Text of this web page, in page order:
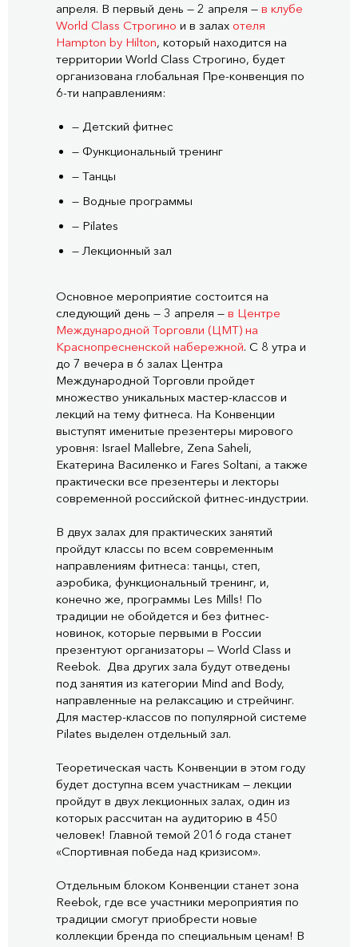
апреля. В первый день — 2 апреля — в клубе
World Class Строгино и в залах отеля
Hampton by Hilton, который находится на
территории World Class Строгино, будет
организована глобальная Пре-конвенция по
6-ти направлениям:
— Детский фитнес
— Функциональный тренинг
— Танцы
— Водные программы
— Pilates
— Лекционный зал
Основное мероприятие состоится на
следующий день — 3 апреля — в Центре
Международной Торговли (ЦМТ) на
Краснопресненской набережной. С 8 утра и
до 7 вечера в 6 залах Центра
Международной Торговли пройдет
множество уникальных мастер-классов и
лекций на тему фитнеса. На Конвенции
выступят именитые презентеры мирового
уровня: Israel Mallebre, Zena Saheli,
Екатерина Василенко и Fares Soltani, а также
практически все презентеры и лекторы
современной российской фитнес-индустрии.
В двух залах для практических занятий
пройдут классы по всем современным
направлениям фитнеса: танцы, степ,
аэробика, функциональный тренинг, и,
конечно же, программы Les Mills! По
традиции не обойдется и без фитнес-
новинок, которые первыми в России
презентуют организаторы — World Class и
Reebok. Два других зала будут отведены
под занятия из категории Mind and Body,
направленные на релаксацию и стрейчинг.
Для мастер-классов по популярной системе
Pilates выделен отдельный зал.
Теоретическая часть Конвенции в этом году
будет доступна всем участникам — лекции
пройдут в двух лекционных залах, один из
которых рассчитан на аудиторию в 450
человек! Главной темой 2016 года станет
«Спортивная победа над кризисом».
Отдельным блоком Конвенции станет зона
Reebok, где все участники мероприятия по
традиции смогут приобрести новые
коллекции бренда по специальным ценам! В